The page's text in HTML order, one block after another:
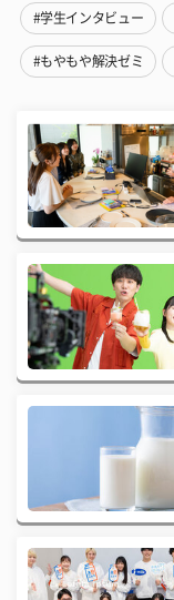
#学生インタビュー
#もやもや解決ゼミ